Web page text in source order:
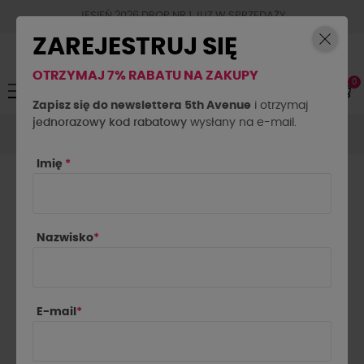
JESIEŃ 2026 DROP NR.1 JUZ W SPRZEDAŻY
Toggle
navigation
☰ 0
Bluzki Bluzki
Bluzka cekinowa By o la la...!
ZAREJESTRUJ SIĘ
OTRZYMAJ 7% RABATU NA ZAKUPY
Zapisz się do newslettera 5th Avenue i otrzymaj
jednorazowy kod rabatowy wysłany na e-mail.
Imię *
Nazwisko*
E-mail *